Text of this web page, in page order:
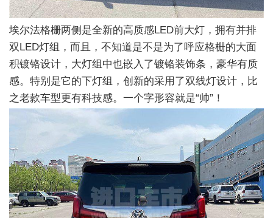
埃尔法格栅两侧是全新的高质感LED前大灯，拥有并排
双LED灯组，而且，不知道是不是为了呼应格栅的大面
积镀铬设计，大灯组中也嵌入了镀铬装饰条，豪华有质
感。特别是它的下灯组，创新的采用了双线灯设计，比
之老款车型更有科技感。一个字形容就是“帅”！